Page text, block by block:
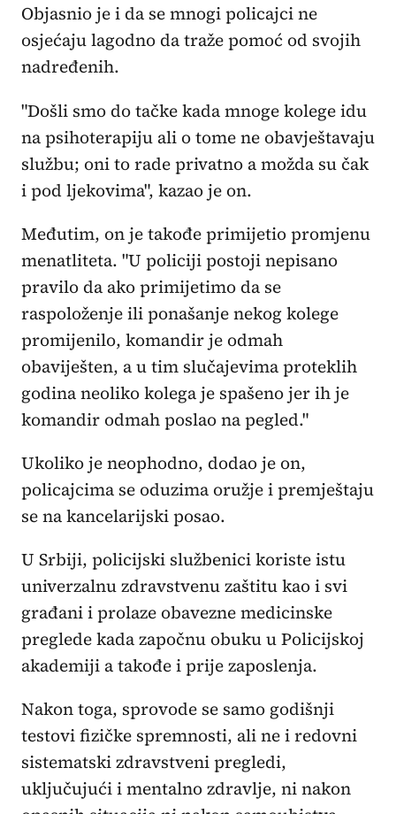
Objasnio je i da se mnogi policajci ne
osjećaju lagodno da traže pomoć od svojih
nadređenih.
"Došli smo do tačke kada mnoge kolege idu
na psihoterapiju ali o tome ne obavještavaju
službu; oni to rade privatno a možda su čak
i pod ljekovima", kazao je on.
Međutim, on je takođe primijetio promjenu
menatliteta. "U policiji postoji nepisano
pravilo da ako primijetimo da se
raspoloženje ili ponašanje nekog kolege
promijenilo, komandir je odmah
obaviješten, a u tim slučajevima proteklih
godina neoliko kolega je spašeno jer ih je
komandir odmah poslao na pegled."
Ukoliko je neophodno, dodao je on,
policajcima se oduzima oružje i premještaju
se na kancelarijski posao.
U Srbiji, policijski službenici koriste istu
univerzalnu zdravstvenu zaštitu kao i svi
građani i prolaze obavezne medicinske
preglede kada započnu obuku u Policijskoj
akademiji a takođe i prije zaposlenja.
Nakon toga, sprovode se samo godišnji
testovi fizičke spremnosti, ali ne i redovni
sistematski zdravstveni pregledi,
uključujući i mentalno zdravlje, ni nakon